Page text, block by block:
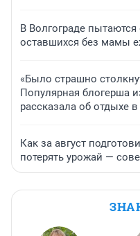
В Волгограде
оставшихся без мамы
«Было страшно
Популярная блогерша
рассказала об отдыхе в
Как за август
потерять урожай —